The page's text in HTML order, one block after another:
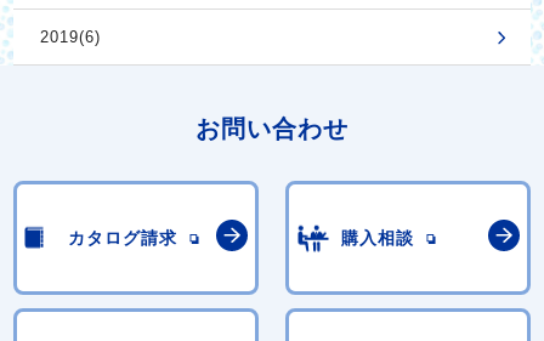
2019(6)
お問い合わせ
カタログ請求 購入相談